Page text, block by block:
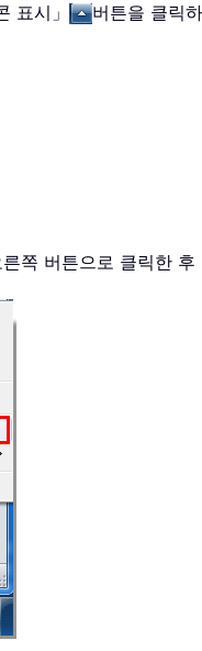
표시」 버튼을 클릭
쪽 버튼으로 클릭한